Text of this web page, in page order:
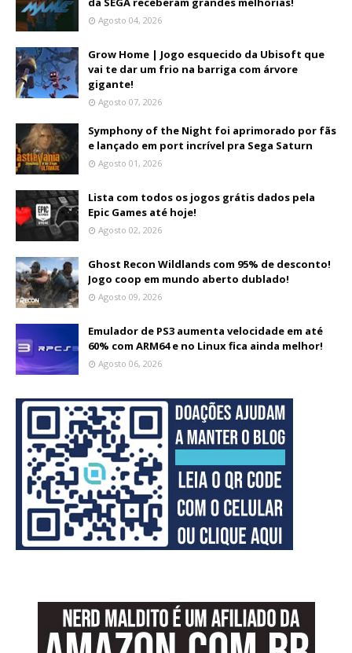
Agosto 04, 2026
Grow Home | Jogo esquecido da Ubisoft que
vai te dar um frio na barriga com árvore
gigante!
Agosto 07, 2026
Symphony of the Night foi aprimorado por fãs
e lançado em port incrível pra Sega Saturn
Agosto 01, 2026
Lista com todos os jogos grátis dados pela
Epic Games até hoje!
Agosto 02, 2026
Ghost Recon Wildlands com 95% de desconto!
Jogo coop em mundo aberto dublado!
Agosto 09, 2026
Emulador de PS3 aumenta velocidade em até
60% com ARM64 e no Linux fica ainda melhor!
Agosto 06, 2026